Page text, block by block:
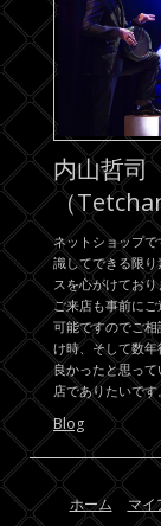
内山哲司
（
ネットショップ
識してできる限
スを心がけてお
ご来店も事前に
可能ですのでご
け時、そして数年
良かったと思っ
店でありたいです。
Blog
ホーム マイ